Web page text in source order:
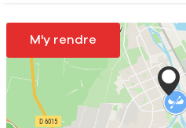
M'y rendre